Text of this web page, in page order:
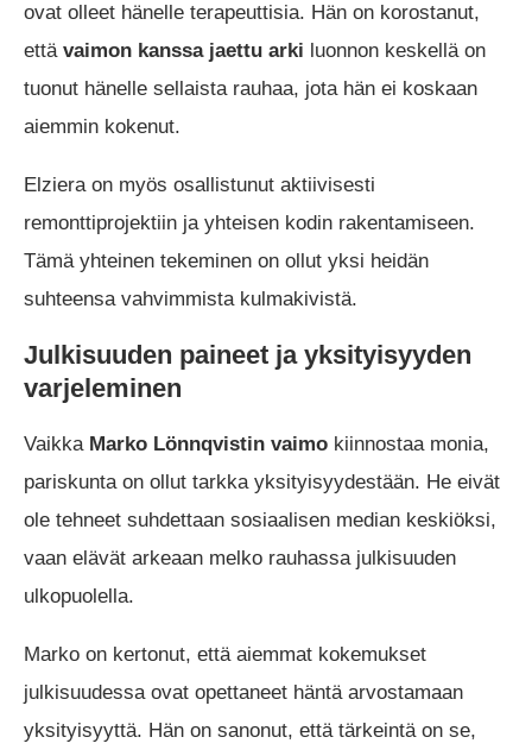
ovat olleet hänelle terapeuttisia. Hän on korostanut,
että vaimon kanssa jaettu arki luonnon keskellä on
tuonut hänelle sellaista rauhaa, jota hän ei koskaan
aiemmin kokenut.
Elziera on myös osallistunut aktiivisesti
remonttiprojektiin ja yhteisen kodin rakentamiseen.
Tämä yhteinen tekeminen on ollut yksi heidän
suhteensa vahvimmista kulmakivistä.
Julkisuuden paineet ja yksityisyyden
varjeleminen
Vaikka Marko Lönnqvistin vaimo kiinnostaa monia,
pariskunta on ollut tarkka yksityisyydestään. He eivät
ole tehneet suhdettaan sosiaalisen median keskiöksi,
vaan elävät arkeaan melko rauhassa julkisuuden
ulkopuolella.
Marko on kertonut, että aiemmat kokemukset
julkisuudessa ovat opettaneet häntä arvostamaan
yksityisyyttä. Hän on sanonut, että tärkeintä on se,